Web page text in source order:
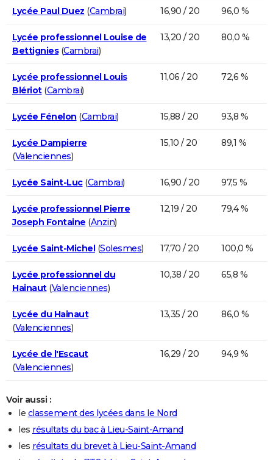
Lycée Paul Duez (Cambrai) 16,90 / 20 96,0 %
Lycée professionnel Louise de
Bettignies(Cambrai)
13,20 / 20 80,0 %
Lycée professionnel Louis
Blériot(Cambrai)
11,06 / 20 72,6 %
Lycée Fénelon (Cambrai) 15,88 / 20 93,8 %
Lycée Dampierre
(Valenciennes)
15,10 / 20 89,1 %
Lycée Saint-Luc(Cambrai) 16,90 / 20 97,5 %
Lycée professionnel Pierre
Joseph Fontaine (Anzin)
12,19 / 20 79,4 %
Lycée Saint-Michel(Solesmes) 17,70 / 20 100,0 %
Lycée professionnel du
Hainaut(Valenciennes)
10,38 / 20 65,8 %
Lycée du Hainaut
(Valenciennes)
13,35 / 20 86,0 %
Lycée de l'Escaut
(Valenciennes)
16,29 / 20 94,9 %
Voir aussi :
le classement des lycées dans le Nord
les résultats du bac à Lieu-Saint-Amand
les résultats du brevet à Lieu-Saint-Amand